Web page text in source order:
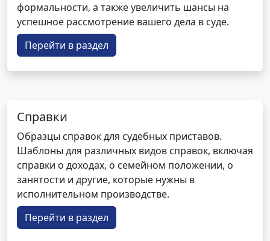
формальности, а также увеличить шансы на
успешное рассмотрение вашего дела в суде.
Перейти в раздел
Справки
Образцы справок для судебных приставов.
Шаблоны для различных видов справок, включая
справки о доходах, о семейном положении, о
занятости и другие, которые нужны в
исполнительном производстве.
Перейти в раздел